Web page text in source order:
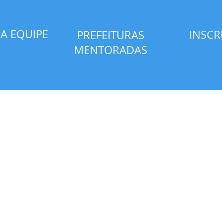
EQUIPE
PREFEITURAS
MENTORADAS